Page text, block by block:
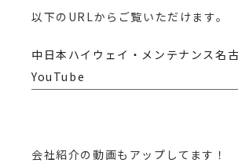
以下のURLからご覧いただけます。
中日本ハイウェイ・メンテナンス名
YouTube
会社紹介の動画もアップしてます！